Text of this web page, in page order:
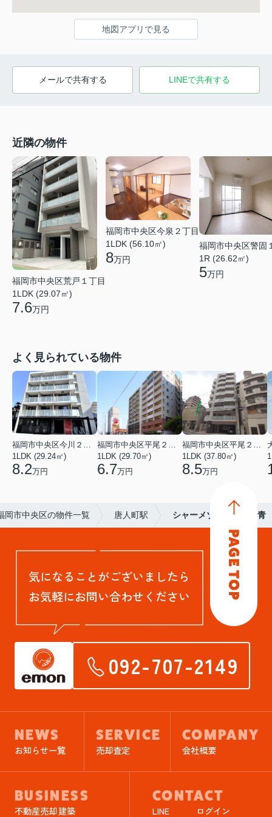
地図アプリで見る
メールで共有する LINEで共有する
近隣の物件
福岡市中央区荒戸１丁目
1LDK (29.07㎡)
7.6万円
福岡市中央区今泉２丁目
1LDK (56.10㎡)
8万円
福岡市中央区警固
1R (26.62㎡)
5万円
よく見られている物件
1LDK (29.24㎡)
8.2万円
1LDK (29.70㎡)
6.7万円
1LDK (37.80㎡)
8.5万円
岡市中央区の物件一覧 唐人町駅 シャーメゾンハイツ群青
気になることがございましたら
お気軽にお問い合わせください
092-707-2149
NEWS
お知らせ一覧
SERVICE
売却査定
COMPANY
会社概要
BUSINESS
不動産売却建築
CONTACT
LINE
ログイン